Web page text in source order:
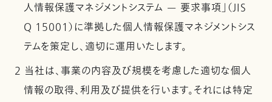
人情報保護マネジメントシステム — 要求事項」（JIS
Q 15001）に準拠した個人情報保護マネジメントシス
テムを策定し、適切に運用いたします。
2 当社は、事業の内容及び規模を考慮した適切な個人
情報の取得、利用及び提供を行います。それには特定